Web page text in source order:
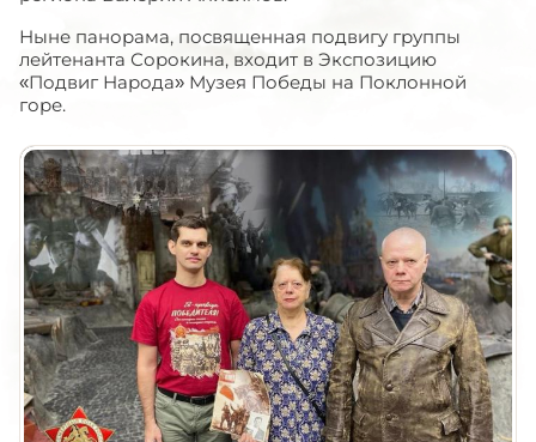
Ныне панорама, посвященная подвигу группы
лейтенанта Сорокина, входит в Экспозицию
«Подвиг Народа» Музея Победы на Поклонной
горе.